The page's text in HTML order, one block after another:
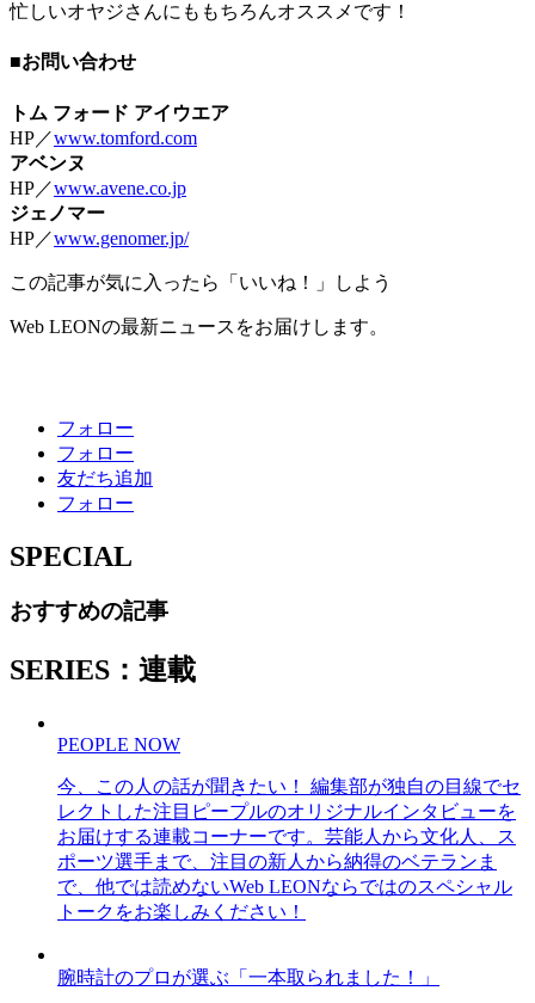
忙しいオヤジさんにももちろんオススメです！
■お問い合わせ
トム フォード アイウエア
HP／www.tomford.com
アベンヌ
HP／www.avene.co.jp
ジェノマー
HP／www.genomer.jp/
この記事が気に入ったら「いいね！」しよう
Web LEONの最新ニュースをお届けします。
フォロー
フォロー
友だち追加
フォロー
SPECIAL
おすすめの記事
SERIES：連載
PEOPLE NOW
今、この人の話が聞きたい！ 編集部が独自の目線でセ
レクトした注目ピープルのオリジナルインタビューを
お届けする連載コーナーです。芸能人から文化人、ス
ポーツ選手まで、注目の新人から納得のベテランま
で、他では読めないWeb LEONならではのスペシャル
トークをお楽しみください！
腕時計のプロが選ぶ「一本取られました！」